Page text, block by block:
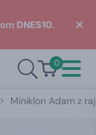
DNES10.
0
Miniklon Adam z